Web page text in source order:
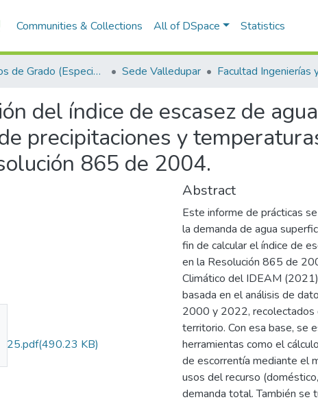
Communities & Collections All of DSpace Statistics
Trabajos de Grado (Especializaciones y Pregrados) Sede Valledupar
del índice de escasez de
precipitaciones y
865 de 2004.
(490.23 KB)
Abstract
Este informe de prácticas
la demanda de agua
fin de calcular el índice de
en la Resolución 865 de
Climático del IDEAM
basada en el análisis de
2000 y 2022, recolectados
territorio. Con esa base, se
herramientas como el
de escorrentía mediante el
usos del recurso
demanda total. También se